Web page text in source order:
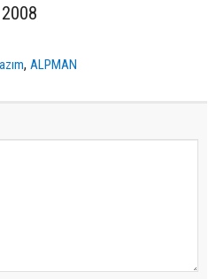
,ALPMAN